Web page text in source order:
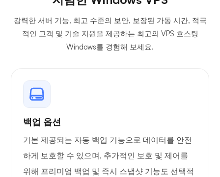
무료 백업
호스팅
루트 액세
스
포트 속도 ~200/350Mb ~450/550Mb
강력한 서버 기능, 최고 수준의 보안, 보장된 가동 시간, 적극
적인 고객 및 기술 지원을 제공하는 최고의 VPS 호스팅
Windows를 경험해 보세요.
백업 옵션
기본 제공되는 자동 백업 기능으로 데이터를 안전
하게 보호할 수 있으며, 추가적인 보호 및 제어를
위해 프리미엄 백업 및 즉시 스냅샷 기능도 선택적